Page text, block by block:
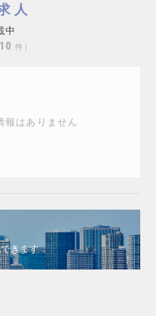
人
中
10 件
報はありません
きます